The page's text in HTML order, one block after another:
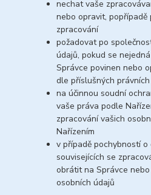
nechat vaše
nebo opravit, popřípadě
zpracování
požadovat po
údajů, pokud se
Správce povinen nebo
dle příslušných
na účinnou soudní
vaše práva podle
zpracování vašich
Nařízením
v případě pochybností
souvisejících se
obrátit na Správce
osobních údajů